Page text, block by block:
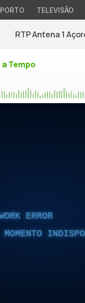
TELEVISÃO
RTP Antena 1
Tempo
ERROR